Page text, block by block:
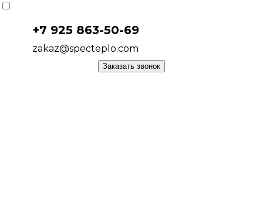
+7 925 863-50-69
zakaz@specteplo.com
Заказать звонок